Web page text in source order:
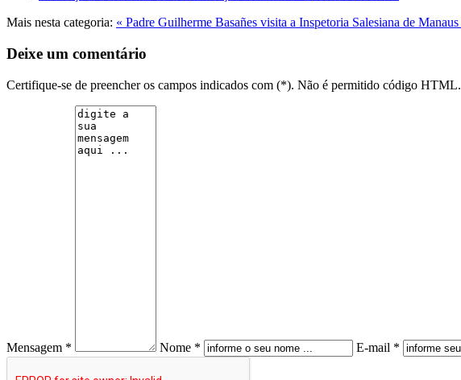
Mais nesta categoria: « Padre Guilherme Basañes visita a Inspetoria Salesiana de Manaus
Deixe um comentário
Certifique-se de preencher os campos indicados com (*). Não é permitido código HTML.
Mensagem * Nome * E-mail *